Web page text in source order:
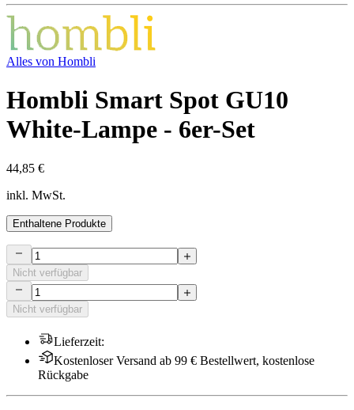
Alles von Hombli
Hombli Smart Spot GU10
White-Lampe - 6er-Set
44,85 €
inkl. MwSt.
Enthaltene Produkte
Nicht verfügbar
Nicht verfügbar
Lieferzeit:
Kostenloser Versand ab 99 € Bestellwert, kostenlose
Rückgabe